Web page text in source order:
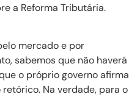
a Reforma Tributária.
mercado e por
sabemos que não haverá
o próprio governo afirma
Na verdade, para o